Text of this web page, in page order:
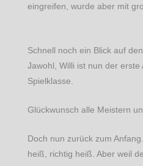
eingreifen, wurde aber mit
Schnell noch ein Blick auf
Jawohl, Willi ist nun der
Spielklasse.
Glückwunsch alle Meistern
Doch nun zurück zum
heiß, richtig heiß. Aber weil